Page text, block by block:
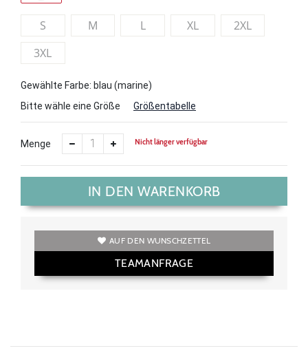
S M L XL
2XL
3XL
Gewählte Farbe: blau (marine)
Bitte wähle eine Größe
Größentabelle
Menge Nicht länger verfügbar
IN DEN WARENKORB
AUF DEN WUNSCHZETTEL
TEAMANFRAGE